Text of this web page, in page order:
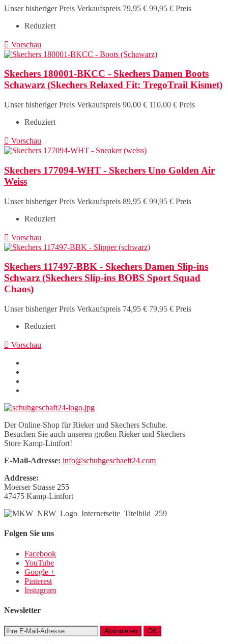
Unser bisheriger Preis Verkaufspreis 79,95 € 99,95 € Preis
Reduziert
 Vorschau
Skechers 180001-BKCC - Skechers Damen Boots
Schawarz (Skechers Relaxed Fit: TregoTrail Kismet)
Unser bisheriger Preis Verkaufspreis 90,00 € 110,00 € Preis
Reduziert
 Vorschau
Skechers 177094-WHT - Skechers Uno Golden Air
Weiss
Unser bisheriger Preis Verkaufspreis 89,95 € 99,95 € Preis
Reduziert
 Vorschau
Skechers 117497-BBK - Skechers Damen Slip-ins
Schwarz (Skechers Slip-ins BOBS Sport Squad
Chaos)
Unser bisheriger Preis Verkaufspreis 74,95 € 79,95 € Preis
Reduziert
 Vorschau
Der Online-Shop für Rieker und Skechers Schuhe.
Besuchen Sie auch unseren großen Rieker und Skechers
Store Kamp-Lintfort!
E-Mail-Adresse: info@schuhgeschaeft24.com
Addresse:
Moerser Strasse 255
47475 Kamp-Lintfort
Folgen Sie uns
Facebook
YouTube
Google +
Pinterest
Instagram
Newsletter
Abonnieren OK